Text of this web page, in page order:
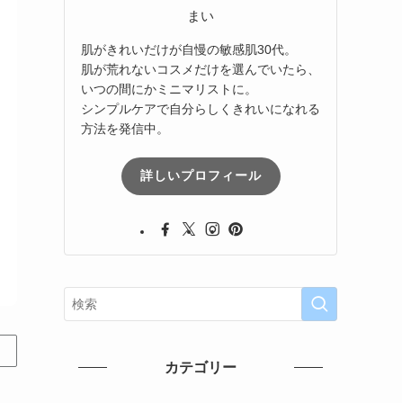
まい
肌がきれいだけが自慢の敏感肌30代。
肌が荒れないコスメだけを選んでいたら、
いつの間にかミニマリストに。
シンプルケアで自分らしくきれいになれる
方法を発信中。
詳しいプロフィール
カテゴリー